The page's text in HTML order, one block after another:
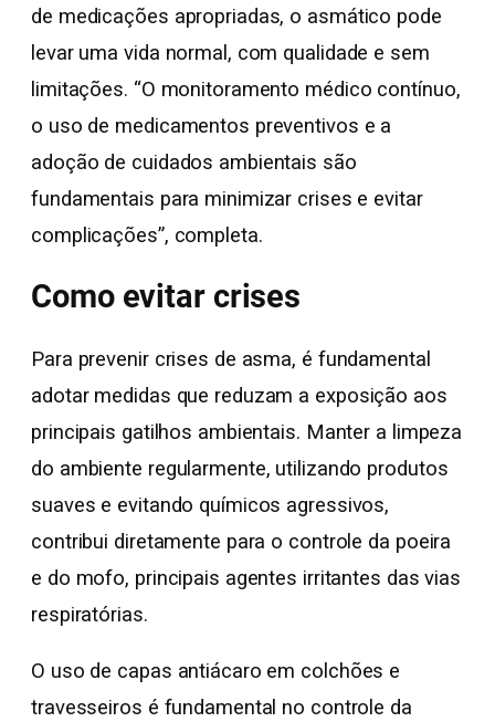
de medicações apropriadas, o asmático pode
levar uma vida normal, com qualidade e sem
limitações. “O monitoramento médico contínuo,
o uso de medicamentos preventivos e a
adoção de cuidados ambientais são
fundamentais para minimizar crises e evitar
complicações”, completa.
Como evitar crises
Para prevenir crises de asma, é fundamental
adotar medidas que reduzam a exposição aos
principais gatilhos ambientais. Manter a limpeza
do ambiente regularmente, utilizando produtos
suaves e evitando químicos agressivos,
contribui diretamente para o controle da poeira
e do mofo, principais agentes irritantes das vias
respiratórias.
O uso de capas antiácaro em colchões e
travesseiros é fundamental no controle da